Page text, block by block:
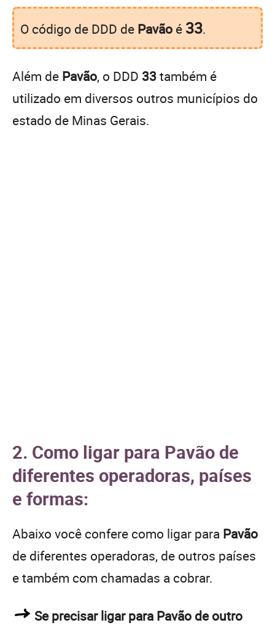
O código de DDD de Pavão é 33.
Além de Pavão, o DDD 33também é
utilizado em diversos outros municípios do
estado de Minas Gerais.
2. Como ligar para Pavão de
diferentes operadoras, países
e formas:
Abaixo você confere como ligar para Pavão
de diferentes operadoras, de outros países
e também com chamadas a cobrar.
Se precisar ligar para Pavão de outro